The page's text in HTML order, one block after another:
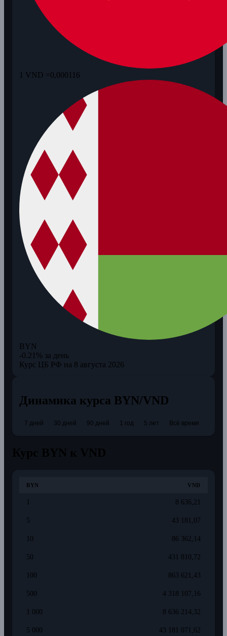
1 VND =0,000116
BYN
-0.21% за день
Курс ЦБ РФ на 8 августа 2026
Динамика курса BYN/VND
7 дней 30 дней 90 дней 1 год 5 лет Всё время
BYN VND
1 8 636,21
5 43 181,07
10 86 362,14
50 431 810,72
100 863 621,43
500 4 318 107,16
1 000 8 636 214,32
5 000 43 181 071,62